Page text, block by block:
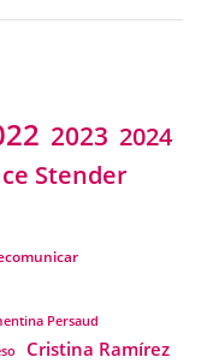
2023 2024
Stender
Persaud
Cristina Ramírez